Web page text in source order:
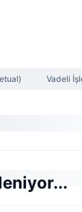
Vadeli